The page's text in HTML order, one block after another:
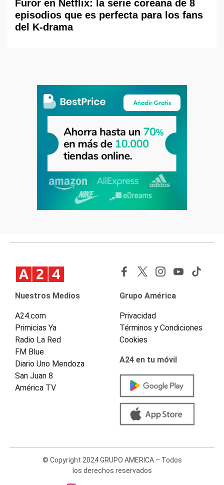
Furor en Netflix: la serie coreana de 8
episodios que es perfecta para los fans
del K-drama
Nuestros Medios
A24.com
Primicias Ya
Radio La Red
FM Blue
Diario Uno Mendoza
San Juan 8
América TV
Grupo América
Privacidad
Términos y Condiciones
Cookies
A24 en tu móvil
© Copyright 2024 GRUPO AMERICA – Todos
los derechos reservados